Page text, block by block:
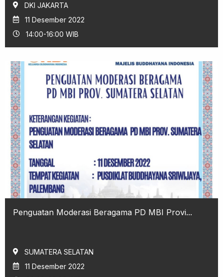
DKI JAKARTA
11 Desember 2022
14:00-16:00 WIB
Penguatan Moderasi Beragama PD MBI Provi...
SUMATERA SELATAN
11 Desember 2022